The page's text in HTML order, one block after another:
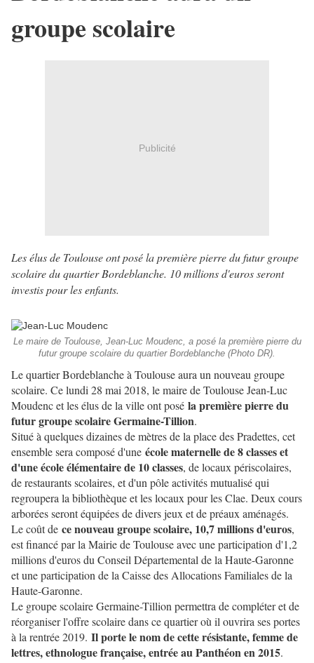
groupe scolaire
Publicité
Les élus de Toulouse ont posé la première pierre du futur groupe
scolaire du quartier Bordeblanche. 10 millions d'euros seront
investis pour les enfants.
Le maire de Toulouse, Jean-Luc Moudenc, a posé la première pierre du
futur groupe scolaire du quartier Bordeblanche (Photo DR).
Le quartier Bordeblanche à Toulouse aura un nouveau groupe
scolaire. Ce lundi 28 mai 2018, le maire de Toulouse Jean-Luc
Moudenc et les élus de la ville ont posé la première pierre du
futur groupe scolaire Germaine-Tillion.
Situé à quelques dizaines de mètres de la place des Pradettes, cet
ensemble sera composé d'une école maternelle de 8 classes et
d'une école élémentaire de 10 classes, de locaux périscolaires,
de restaurants scolaires, et d'un pôle activités mutualisé qui
regroupera la bibliothèque et les locaux pour les Clae. Deux cours
arborées seront équipées de divers jeux et de préaux aménagés.
Le coût de ce nouveau groupe scolaire, 10,7 millions d'euros,
est financé par la Mairie de Toulouse avec une participation d'1,2
millions d'euros du Conseil Départemental de la Haute-Garonne
et une participation de la Caisse des Allocations Familiales de la
Haute-Garonne.
Le groupe scolaire Germaine-Tillion permettra de compléter et de
réorganiser l'offre scolaire dans ce quartier où il ouvrira ses portes
à la rentrée 2019. Il porte le nom de cette résistante, femme de
lettres, ethnologue française, entrée au Panthéon en 2015.